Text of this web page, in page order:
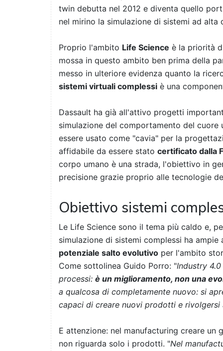
twin debutta nel 2012 e diventa quello
nel mirino la simulazione di sistemi ad
Proprio l'ambito Life Science è la priorità
mossa in questo ambito ben prima della
messo in ulteriore evidenza quanto la
sistemi virtuali complessi è una
Dassault ha già all'attivo progetti
simulazione del comportamento del
essere usato come "cavia" per la
affidabile da essere stato certificato dalla
corpo umano è una strada, l'obiettivo in
precisione grazie proprio alle tecnologie
Obiettivo sistemi
Le Life Science sono il tema più caldo e,
simulazione di sistemi complessi ha
potenziale salto evolutivo per l'ambito
Come sottolinea Guido Porro: "Industry
processi: è un miglioramento, non una
a qualcosa di completamente nuovo: si
capaci di creare nuovi prodotti e rivolgersi
E attenzione: nel manufacturing creare
non riguarda solo i prodotti. "Nel